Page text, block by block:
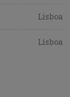
Lisboa
Lisboa